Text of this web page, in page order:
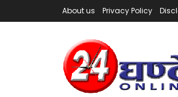
About us Privacy Policy